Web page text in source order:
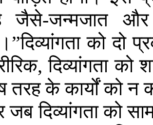
जैसे-जन्मजात
और
”दिव्यांगता को दो
,दिव्यांगता को
तरह के कार्यों को न
जब दिव्यांगता को